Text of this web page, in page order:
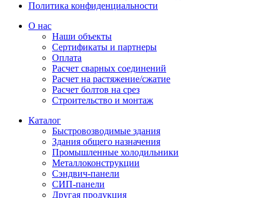
Политика конфиденциальности
О нас
Наши объекты
Сертификаты и партнеры
Оплата
Расчет сварных соединений
Расчет на растяжение/сжатие
Расчет болтов на срез
Строительство и монтаж
Каталог
Быстровозводимые здания
Здания общего назначения
Промышленные холодильники
Металлоконструкции
Сэндвич-панели
СИП-панели
Другая продукция